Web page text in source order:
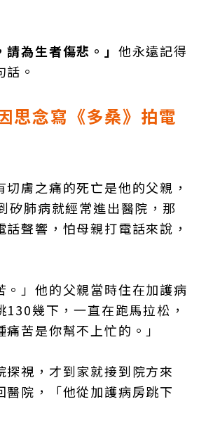
請為生者傷悲。」 他永遠記得
。
思念寫《多桑》拍電
膚之痛的死亡是他的父親，
矽肺病就經常進出醫院，那
聲響，怕母親打電話來說，
。」他的父親當時住在加護病
130幾下，一直在跑馬拉松，
苦是你幫不上忙的。」
探視，才到家就接到院方來
醫院，「他從加護病房跳下